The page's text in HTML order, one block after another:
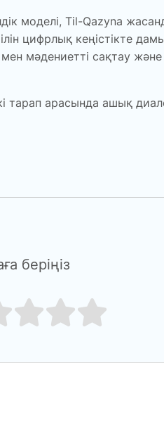
моделі, Til-Qazyna
цифрлық кеңістікте
мәдениетті сақтау және
тарап арасында ашық
беріңіз